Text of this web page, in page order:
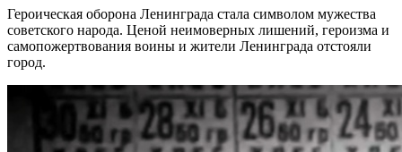
Героическая оборона Ленинграда стала символом мужества
советского народа. Ценой неимоверных лишений, героизма и
самопожертвования воины и жители Ленинграда отстояли
город.